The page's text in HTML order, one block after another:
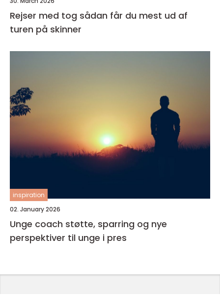
Rejser med tog sådan får du mest ud af
turen på skinner
inspiration
02. January 2026
Unge coach støtte, sparring og nye
perspektiver til unge i pres